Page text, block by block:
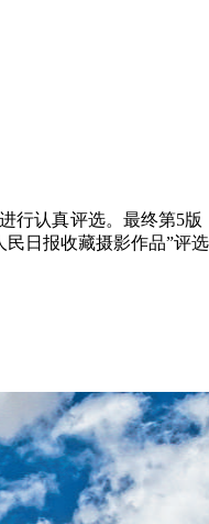
行认真评选。最终第5
日报收藏摄影作品”评选